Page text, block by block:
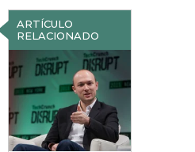
ARTÍCULO
RELACIONADO